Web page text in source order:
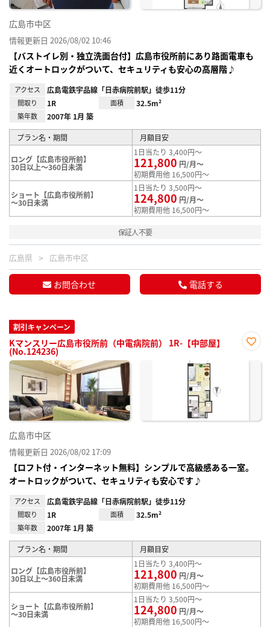
広島市中区
情報更新日 2026/08/02 10:46
【バストイレ別・独立洗面台付】広島市役所前にあり路面電車も
近くオートロックがついて、セキュリティも安心の高層階♪
アクセス 広島電鉄宇品線「日赤病院前駅」徒歩11分
間取り 1R 面積 32.5m²
築年数 2007年 1月 築
プラン名・期間 月額目安
ロング【広島市役所前】
30日以上～360日未満
1日当たり 3,400円～
121,800 円/月～
初期費用他 16,500円～
ショート【広島市役所前】
～30日未満
1日当たり 3,500円～
124,800 円/月～
初期費用他 16,500円～
保証人不要
広島県 広島市中区
お問合わせ 電話する
割引キャンペーン
Kマンスリー広島市役所前（中電病院前） 1R-【中部屋】
(No.124236)
に入
広島市中区
情報更新日 2026/08/02 17:09
【ロフト付・インターネット無料】シンプルで高級感ある一室。
オートロックがついて、セキュリティも安心です♪
アクセス 広島電鉄宇品線「日赤病院前駅」徒歩11分
間取り 1R 面積 32.5m²
築年数 2007年 1月 築
プラン名・期間 月額目安
ロング【広島市役所前】
30日以上～360日未満
1日当たり 3,400円～
121,800 円/月～
初期費用他 16,500円～
ショート【広島市役所前】
～30日未満
1日当たり 3,500円～
124,800 円/月～
初期費用他 16,500円～